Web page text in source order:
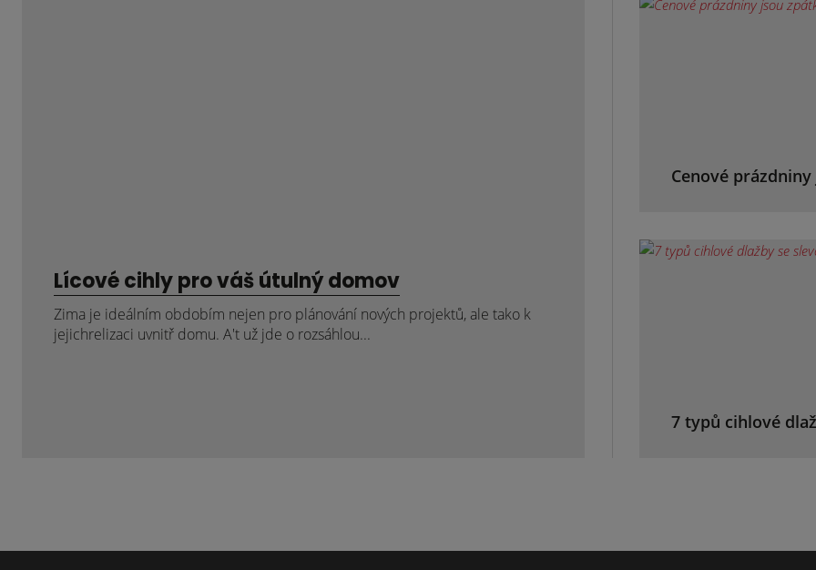
Lícové cihly pro váš útulný domov
Zima je ideálním obdobím nejen pro plánování nových projektů, ale tako k
jejichrelizaci uvnitř domu. A't už jde o rozsáhlou...
Cenové
7 typů cihlové